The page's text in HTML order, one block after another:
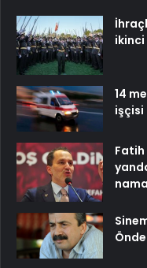
14
işçisi
Fatih